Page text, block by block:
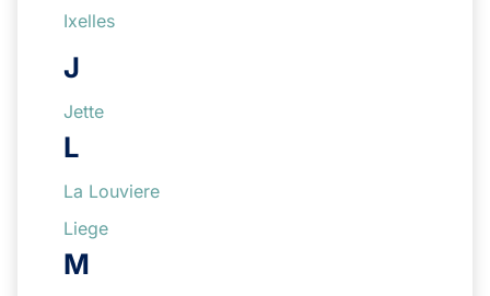
Ixelles
J
Jette
L
La Louviere
Liege
M